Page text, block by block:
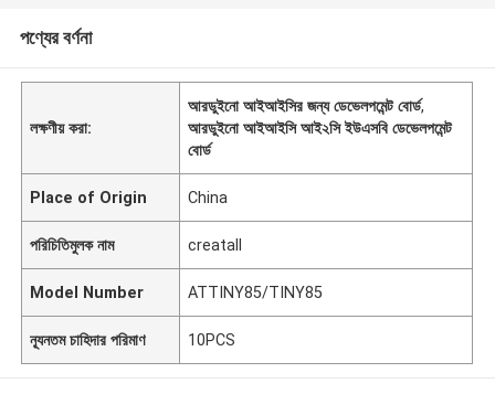
পণ্যের বর্ণনা
লক্ষণীয় করা:
আরডুইনো আইআইসির জন্য ডেভেলপমেন্ট বোর্ড,
আরডুইনো আইআইসি আই২সি ইউএসবি ডেভেলপমেন্ট
বোর্ড
Place of Origin China
পরিচিতিমুলক নাম creatall
Model Number ATTINY85/TINY85
ন্যূনতম চাহিদার পরিমাণ 10PCS